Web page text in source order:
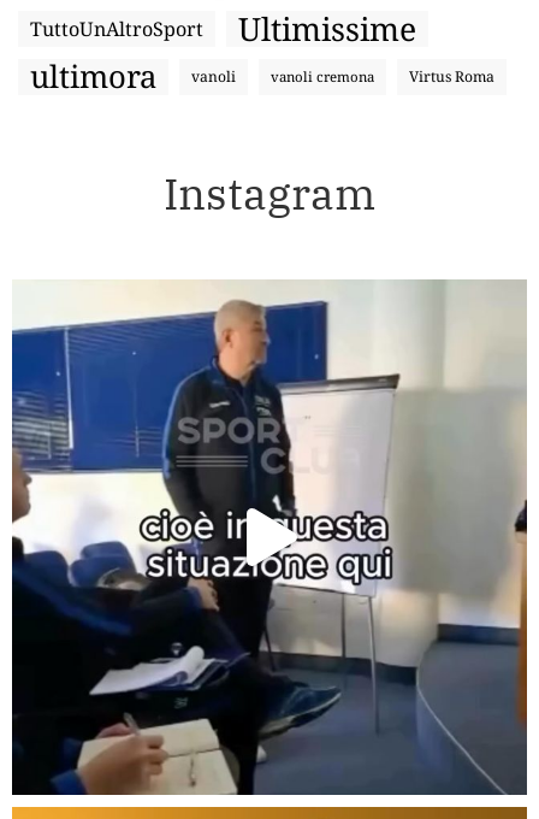
TuttoUnAltroSport Ultimissime
ultimora vanoli vanoli cremona Virtus Roma
Instagram